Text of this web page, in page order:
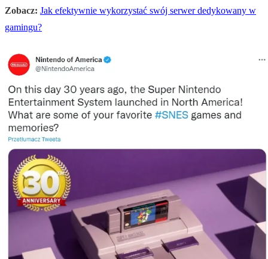
Zobacz: Jak efektywnie wykorzystać swój serwer dedykowany w
gamingu?